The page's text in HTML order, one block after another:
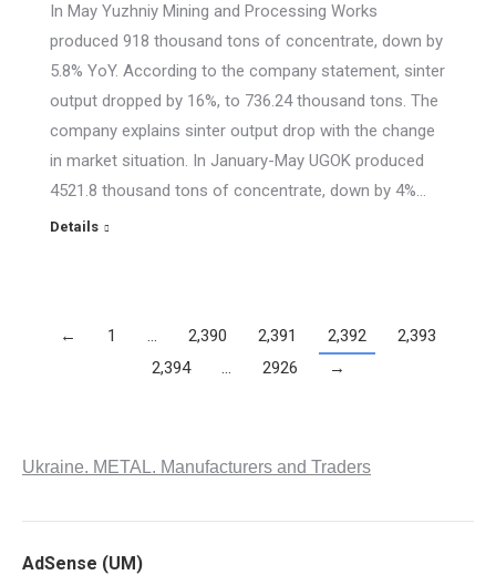
In May Yuzhniy Mining and Processing Works
produced 918 thousand tons of concentrate, down by
5.8% YoY. According to the company statement, sinter
output dropped by 16%, to 736.24 thousand tons. The
company explains sinter output drop with the change
in market situation. In January-May UGOK produced
4521.8 thousand tons of concentrate, down by 4%…
Details
← 1 … 2,390 2,391 2,392
2,393
2,394
… 2926 →
Ukraine. METAL. Manufacturers and Traders
AdSense (UM)